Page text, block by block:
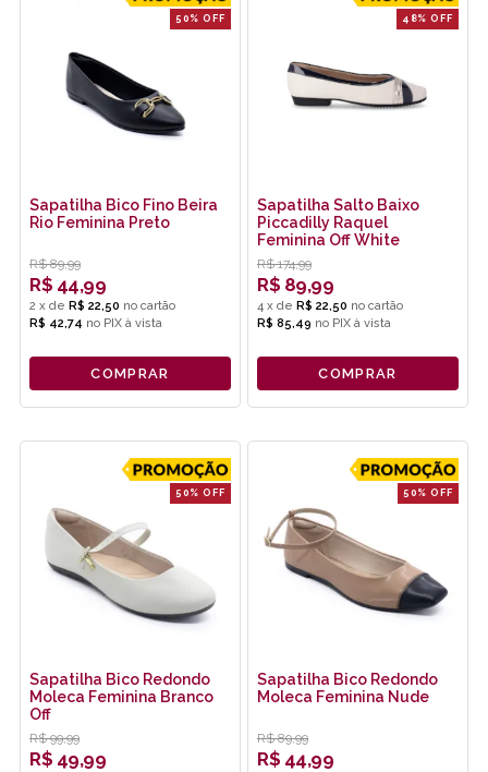
50% OFF
Sapatilha Bico Fino Beira
Rio Feminina Preto
R$ 89,99
R$ 44,99
2 x de R$ 22,50
R$ 42,74 no PIX
COMPRAR
48% OFF
Sapatilha Salto Baixo
Piccadilly Raquel
Feminina Off White
R$ 174,99
R$ 89,99
4 x de R$ 22,50
R$ 85,49 no PIX
COMPRAR
50% OFF
Sapatilha Bico Redondo
Moleca Feminina Branco
Off
R$ 99,99
R$ 49,99
50% OFF
Sapatilha Bico Redondo
Moleca Feminina Nude
R$ 89,99
R$ 44,99